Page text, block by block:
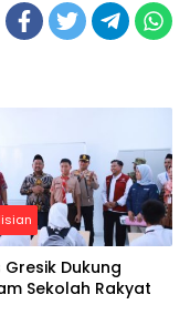
Gresik Dukung
Sekolah Rakyat